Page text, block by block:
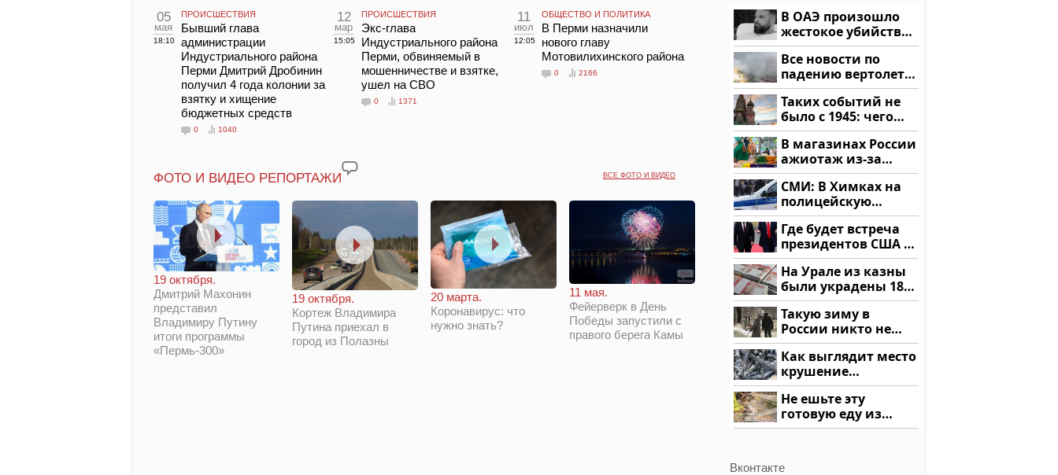
05
мая
18:10
ПРОИСШЕСТВИЯ
Бывший глава
администрации
Индустриального района
Перми Дмитрий Дробинин
получил 4 года колонии за
взятку и хищение
бюджетных средств
0 1040
12
мар
15:05
ПРОИСШЕСТВИЯ
Экс-глава
Индустриального района
Перми, обвиняемый в
мошенничестве и взятке,
ушел на СВО
0 1371
11
июл
12:05
ОБЩЕСТВО И ПОЛИТИКА
В Перми назначили
нового главу
Мотовилихинского района
0 2166
ВСЕ ФОТО И ВИДЕО
ФОТО И ВИДЕО РЕПОРТАЖИ
19 октября.
Дмитрий Махонин
представил
Владимиру Путину
итоги программы
«Пермь-300»
19 октября.
Кортеж Владимира
Путина приехал в
город из Полазны
20 марта.
Коронавирус: что
нужно знать?
11 мая.
Фейерверк в День
Победы запустили с
правого берега Камы
В ОАЭ произошло
жестокое убийство
криптомиллионера
Все новости по
падению вертолета
на Кавказе: читать
здесь
Таких событий не
было с 1945: чего
ждать всем нам?
В магазинах России
ажиотаж из-за
этого продукта: что
купить?
СМИ: В Химках на
полицейскую
машину напали и
подожгли.
Где будет встреча
президентов США и
России: Европа?
На Урале из казны
были украдены 18
миллионов рублей
Такую зиму в
России никто не
ждал: как так?!
Как выглядит место
крушение
вертолета на
Кавказе: смотреть
Не ешьте эту
готовую еду из
магазина: список
Вконтакте